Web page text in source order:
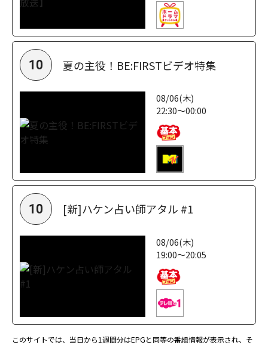
10 夏の主役！BE:FIRSTビデオ特集
08/06(木)
22:30～00:00
10 [新]ハケン占い師アタル #1
08/06(木)
19:00～20:05
このサイトでは、当日から1週間分はEPGと同等の番組情報が表示され、そ